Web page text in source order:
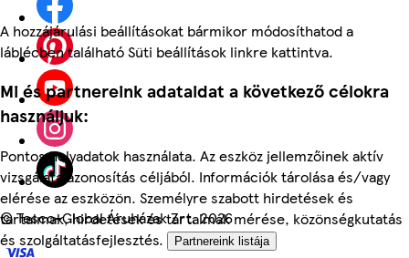
A hozzájárulási beállításokat bármikor módosíthatod a
láblécben található Süti beállítások linkre kattintva.
Mi és partnereink adataidat a következő célokra
használjuk:
Pontos helyadatok használata. Az eszköz jellemzőinek aktív
vizsgálata azonosítás céljából. Információk tárolása és/vagy
elérése az eszközön. Személyre szabott hirdetések és
tartalmak, hirdetések és tartalmak mérése, közönségkutatás
és szolgáltatásfejlesztés.
Partnereink listája
©Tesco-Global Áruházak Zrt. 2026